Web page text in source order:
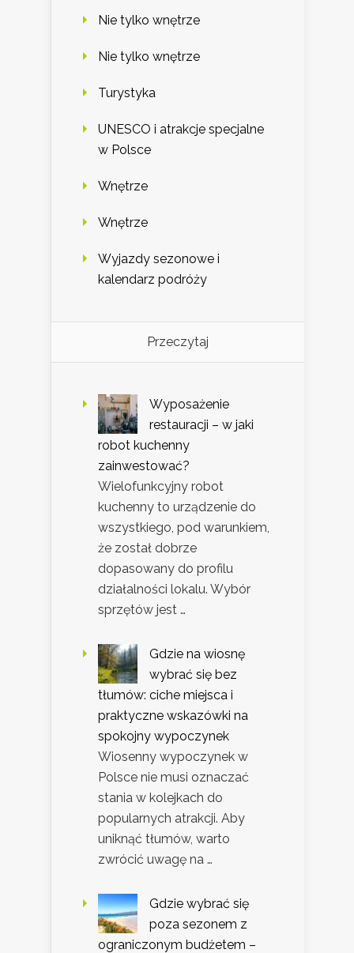
Nie tylko wnętrze
Nie tylko wnętrze
Turystyka
UNESCO i atrakcje specjalne
w Polsce
Wnętrze
Wnętrze
Wyjazdy sezonowe i
kalendarz podróży
Przeczytaj
Wyposażenie
restauracji – w jaki
robot kuchenny
zainwestować?
Wielofunkcyjny robot
kuchenny to urządzenie do
wszystkiego, pod warunkiem,
że został dobrze
dopasowany do profilu
działalności lokalu. Wybór
sprzętów jest …
Gdzie na wiosnę
wybrać się bez
tłumów: ciche miejsca i
praktyczne wskazówki na
spokojny wypoczynek
Wiosenny wypoczynek w
Polsce nie musi oznaczać
stania w kolejkach do
popularnych atrakcji. Aby
uniknąć tłumów, warto
zwrócić uwagę na …
Gdzie wybrać się
poza sezonem z
ograniczonym budżetem –